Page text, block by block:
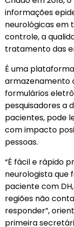
informações
neurológicas em
controle, a
tratamento das
É uma
armazenamento
formulários
pesquisadores a
pacientes, pode
com impacto
pessoas.
“É fácil e rápido
neurologista que
paciente com
regiões não
responder”,
primeira